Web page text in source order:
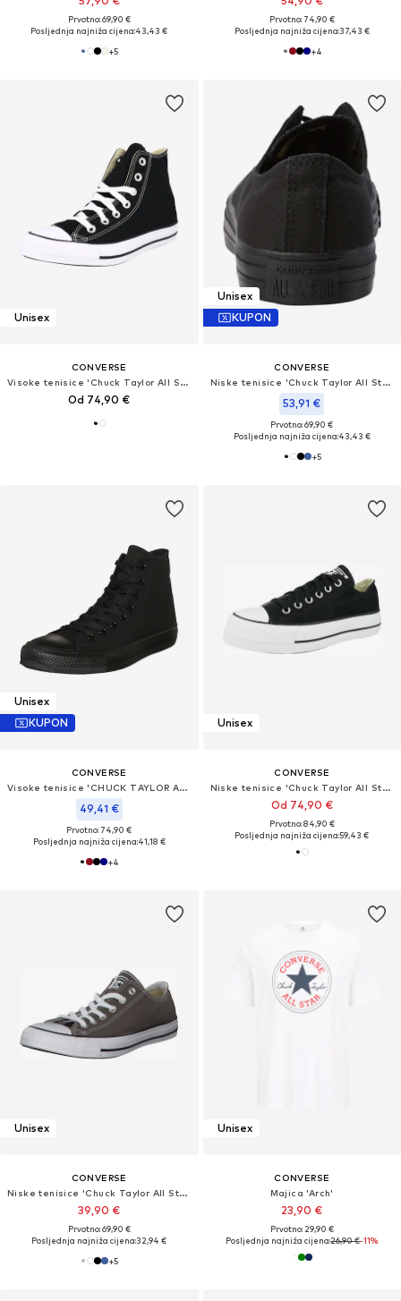
Prvotno: 69,90 €
Posljednja najniža cijena:43,43 €
+5
Prvotno: 74,90 €
Posljednja najniža cijena:37,43 €
+4
Unisex
CONVERSE
Visoke tenisice 'Chuck Taylor All Star'
Od 74,90 €
Unisex
KUPON
CONVERSE
Niske tenisice 'Chuck Taylor All Star Classic'
53,91 €
Prvotno: 69,90 €
Posljednja najniža cijena:43,43 €
+5
Unisex
KUPON
CONVERSE
Visoke tenisice 'CHUCK TAYLOR ALL STAR CLASSIC'
49,41 €
Prvotno: 74,90 €
Posljednja najniža cijena:41,18 €
+4
Unisex
CONVERSE
Niske tenisice 'Chuck Taylor All Star Lift'
Od 74,90 €
Prvotno: 84,90 €
Posljednja najniža cijena:59,43 €
Unisex
CONVERSE
Niske tenisice 'Chuck Taylor All Star'
39,90 €
Prvotno: 69,90 €
Posljednja najniža cijena:32,94 €
+5
Unisex
CONVERSE
Majica 'Arch'
23,90 €
Prvotno: 29,90 €
Posljednja najniža cijena:26,90 €-11%